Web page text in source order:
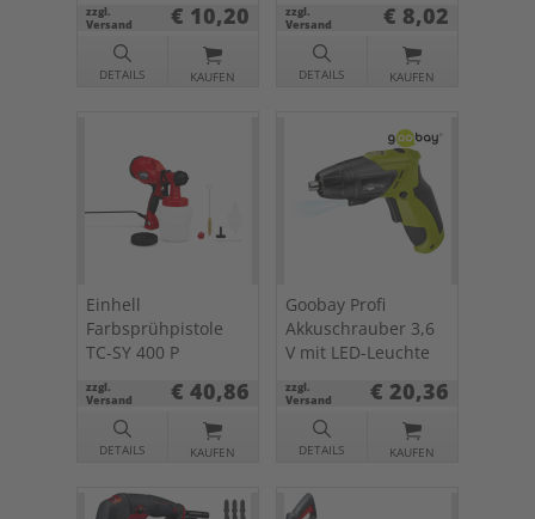
zzgl.
Versand
€ 10,20
DETAILS KAUFEN
zzgl.
Versand
€ 8,02
DETAILS KAUFEN
Einhell
Farbsprühpistole
TC-SY 400 P
zzgl.
Versand
€ 40,86
DETAILS KAUFEN
Goobay Profi
Akkuschrauber 3,6
V mit LED-Leuchte
zzgl.
Versand
€ 20,36
DETAILS KAUFEN